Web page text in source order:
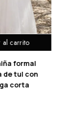
al carrito
de fiesta de un
con lentejuelas